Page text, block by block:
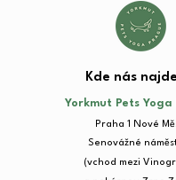
Kde nás
Yorkmut Pets
Praha 1 Nové
Senovážné
(vchod mezi